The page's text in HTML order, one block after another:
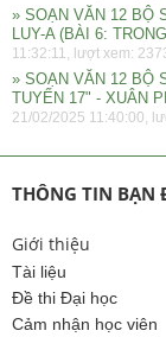
» SOẠN VĂN 12 BỘ
LUY-A (BÀI 6:
11:32:11, lượt xem:
» SOẠN VĂN 12 BỘ
TUYẾN 17" - XUÂN
21/02/2025 11:40:00,
THÔNG TIN BẠN
Giới thiệu
Tài liệu
Đề thi Đại học
Cảm nhận học viên